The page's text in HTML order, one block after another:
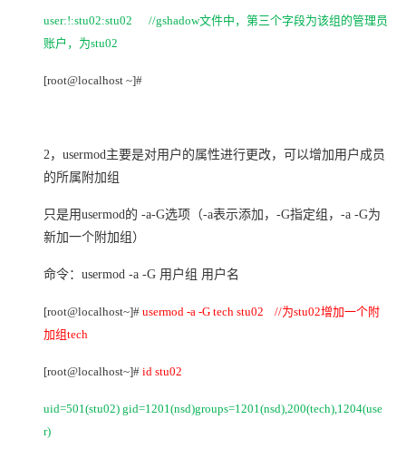
user:!:stu02:stu02 //gshadow文件中，第三个字段为该组的管理员
账户，为stu02
[root@localhost ~]#
2， usermod主要是对用户的属性进行更改，可以增加用户成员
的所属附加组
只是用usermod的 -a-G选项（-a表示添加，-G指定组，-a -G为
新加一个附加组）
命令：usermod -a -G 用户组 用户名
[root@localhost~]# usermod -a -G tech stu02 //为stu02增加一个附
加组tech
[root@localhost~]# id stu02
uid=501(stu02) gid=1201(nsd)groups=1201(nsd),200(tech),1204(use
r)